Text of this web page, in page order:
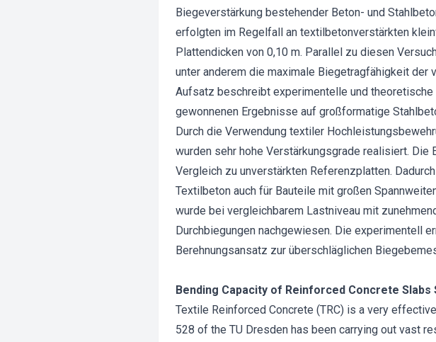
Biegeverstärkung bestehender Beton- und
erfolgten im Regelfall an textilbetonverstärkten
Plattendicken von 0,10 m. Parallel zu diesen
unter anderem die maximale Biegetragfähigkeit der
Aufsatz beschreibt experimentelle und
gewonnenen Ergebnisse auf großformatige
Durch die Verwendung textiler
wurden sehr hohe Verstärkungsgrade realisiert.
Vergleich zu unverstärkten Referenzplatten.
Textilbeton auch für Bauteile mit großen
wurde bei vergleichbarem Lastniveau mit
Durchbiegungen nachgewiesen. Die experimentell
Berehnungsansatz zur überschläglichen
Bending Capacity of Reinforced Concrete
Textile Reinforced Concrete (TRC) is a very
528 of the TU Dresden has been carrying out vast